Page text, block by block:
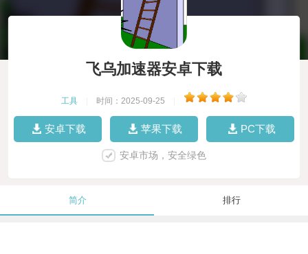
飞乌加速器安卓下载
工具 时间：2025-09-25
安卓下载 苹果下载 PC下载
安卓市场，安全绿色
简介 排行